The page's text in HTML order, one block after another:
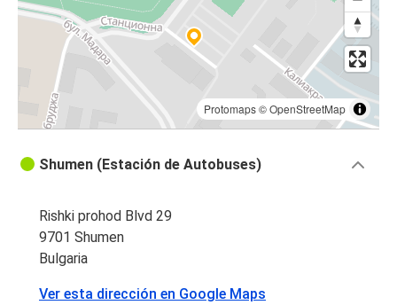
Protomaps©OpenStreetMap
Shumen (Estación de Autobuses)
Rishki prohod Blvd 29
9701 Shumen
Bulgaria
Ver esta dirección en Google Maps